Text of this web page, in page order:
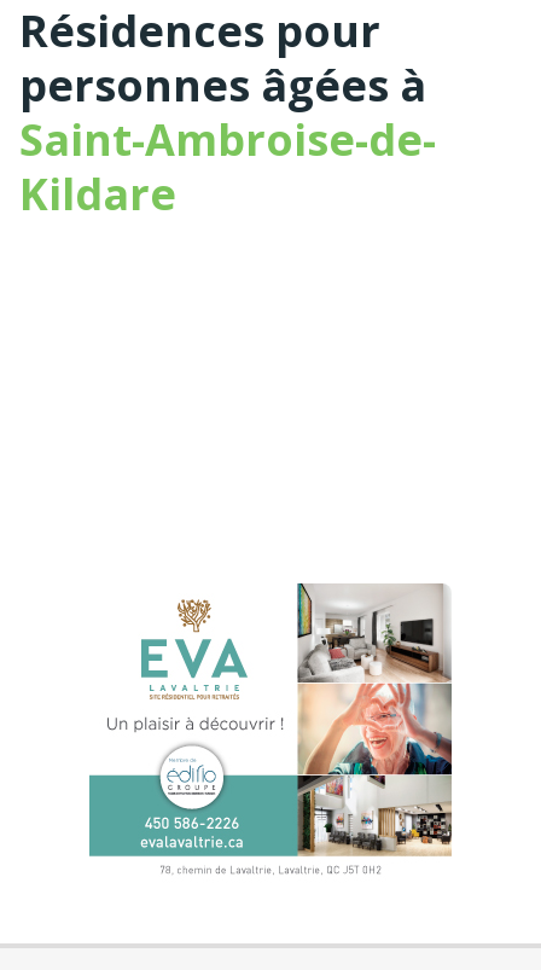
Résidences pour
personnes âgées à
Saint-Ambroise-de-
Kildare